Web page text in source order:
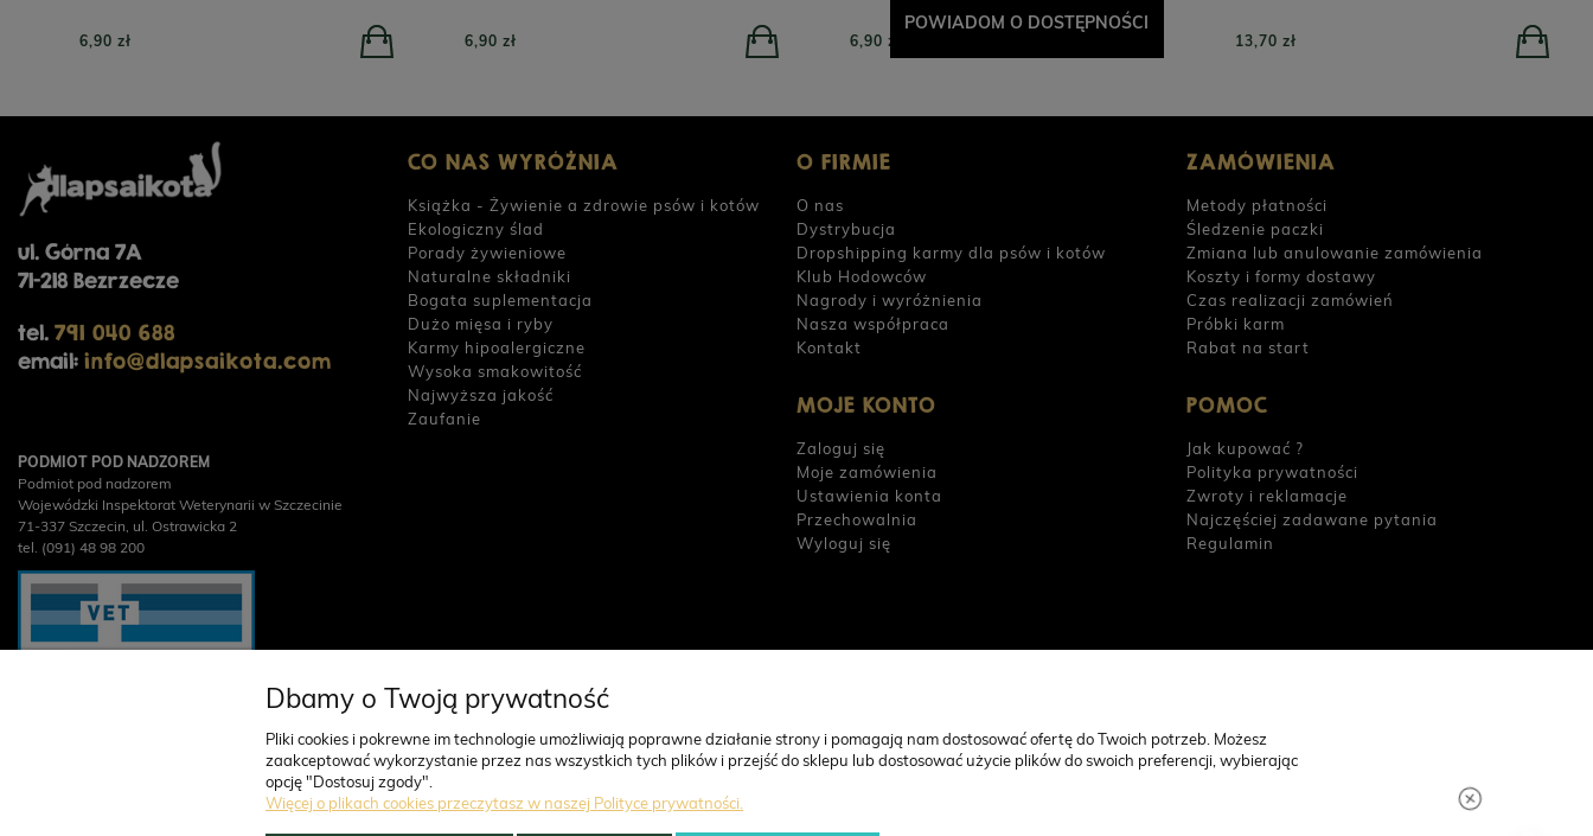
6,90 zł 6,90 zł 6,90 zł
POWIADOM O DOSTĘPNOŚCI
13,70 zł
ul. Górna 7A
71-218 Bezrzecze
tel. 791 040 688
email: info@dlapsaikota.com
PODMIOT POD NADZOREM
Podmiot pod nadzorem
Wojewódzki Inspektorat Weterynarii w Szczecinie
71-337 Szczecin, ul. Ostrawicka 2
tel. (091) 48 98 200
Obrót detaliczny produktami otc na odległość
CO NAS WYRÓŻNIA
Książka - Żywienie a zdrowie psów i kotów
Ekologiczny ślad
Porady żywieniowe
Naturalne składniki
Bogata suplementacja
Dużo mięsa i ryby
Karmy hipoalergiczne
Wysoka smakowitość
Najwyższa jakość
Zaufanie
O FIRMIE
O nas
Dystrybucja
Dropshipping karmy dla psów i kotów
Klub Hodowców
Nagrody i wyróżnienia
Nasza współpraca
Kontakt
ZAMÓWIENIA
Metody płatności
Śledzenie paczki
Zmiana lub anulowanie zamówienia
Koszty i formy dostawy
Czas realizacji zamówień
Próbki karm
Rabat na start
MOJE KONTO
Zaloguj się
Moje zamówienia
Ustawienia konta
Przechowalnia
Wyloguj się
POMOC
Jak kupować ?
Polityka prywatności
Zwroty i reklamacje
Najczęściej zadawane pytania
Regulamin
Dbamy o Twoją prywatność
Pliki cookies i pokrewne im technologie umożliwiają poprawne działanie strony i pomagają nam dostosować ofertę do Twoich potrzeb. Możesz
zaakceptować wykorzystanie przez nas wszystkich tych plików i przejść do sklepu lub dostosować użycie plików do swoich preferencji, wybierając
opcję "Dostosuj zgody".
Więcej o plikach cookies przeczytasz w naszej Polityce prywatności.